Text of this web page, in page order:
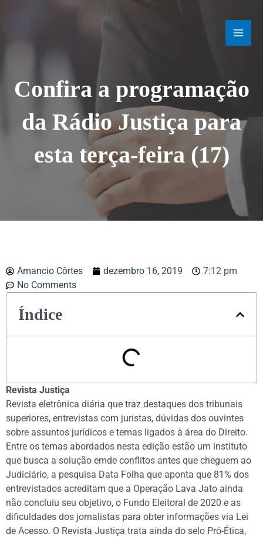
Confira a programação
da Rádio Justiça para
esta terça-feira (17)
Amancio Côrtes dezembro 16, 2019
7:12 pm
No Comments
Índice
Revista Justiça
Revista eletrônica diária que traz destaques dos tribunais
superiores, entrevistas com juristas, dúvidas dos ouvintes
sobre assuntos jurídicos e temas ligados à área do Direito.
Entre os temas abordados nesta edição estão um instituto
que busca a solução emde conflitos antes que cheguem ao
Judiciário, a pesquisa Data Folha que aponta que 81% dos
entrevistados acreditam que a Operação Lava Jato ainda
não concluiu seu objetivo, o Fundo Eleitoral de 2020 e as
dificuldades dos jornalistas para obter informações via Lei
de Acesso. O Revista Justiça trata ainda do selo Pró-Ética,